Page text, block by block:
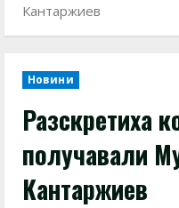
Кантаржиев
Новини
Разскретиха
получавали
Кантаржиев